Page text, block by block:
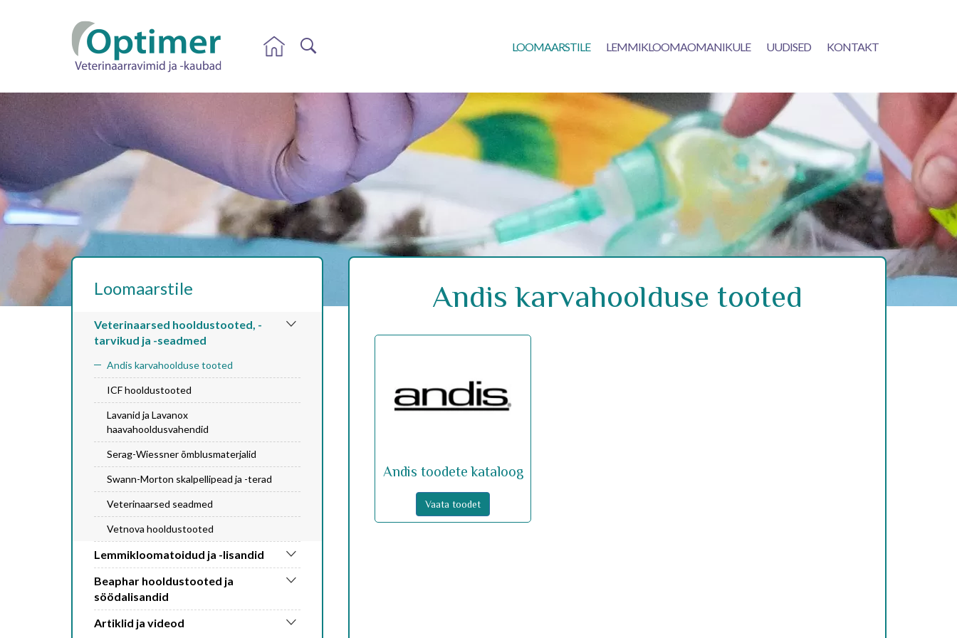
LOOMAARSTILE LEMMIKLOOMAOMANIKULE UUDISED KONTAKT
Loomaarstile
Veterinaarsed hooldustooted, -
tarvikud ja -seadmed
Andis karvahoolduse tooted
ICF hooldustooted
Lavanid ja Lavanox
haavahooldusvahendid
Serag-Wiessner õmblusmaterjalid
Swann-Morton skalpellipead ja -terad
Veterinaarsed seadmed
Vetnova hooldustooted
Lemmikloomatoidud ja -lisandid
Beaphar hooldustooted ja
söödalisandid
Artiklid ja videod
Andis karvahoolduse tooted
Andis toodete kataloog
Vaata toodet